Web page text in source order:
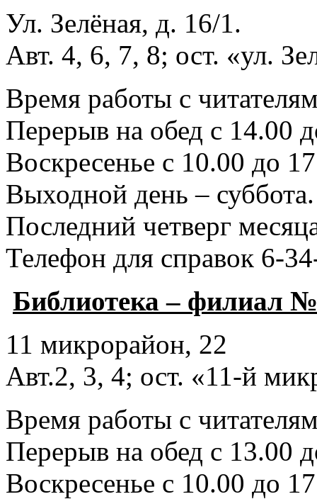
Ул. Зелёная, д. 16/1.
Авт. 4, 6, 7, 8; ост. «ул.
Время работы с
Перерыв на обед с 14.00
Воскресенье с 10.00 до
Выходной день – суббота.
Последний четверг
Телефон для справок 6-
Библиотека – филиал
11 микрорайон, 22
Авт.2, 3, 4; ост. «11-й
Время работы с
Перерыв на обед с 13.00
Воскресенье с 10.00 до